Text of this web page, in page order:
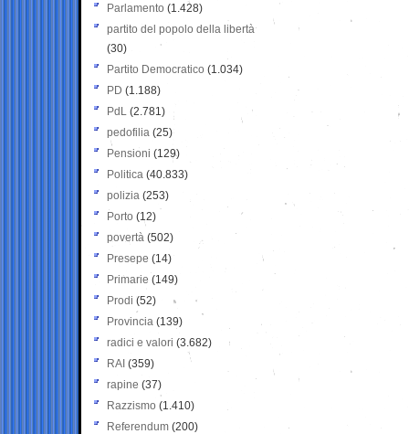
Parlamento (1.428)
partito del popolo della libertà
(30)
Partito Democratico (1.034)
PD (1.188)
PdL (2.781)
pedofilia (25)
Pensioni (129)
Politica (40.833)
polizia (253)
Porto (12)
povertà (502)
Presepe (14)
Primarie (149)
Prodi (52)
Provincia (139)
radici e valori (3.682)
RAI (359)
rapine (37)
Razzismo (1.410)
Referendum (200)